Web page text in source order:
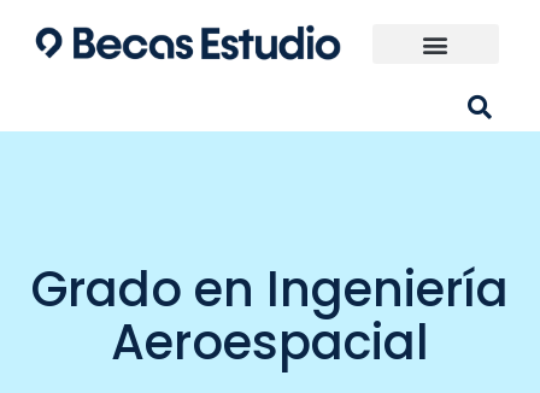
Grado en Ingeniería
Aeroespacial